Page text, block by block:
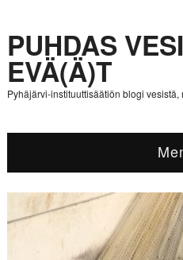
PUHDAS
EVÄ(Ä)T
Pyhäjärvi-instituuttisäätiön blogi vesistä,